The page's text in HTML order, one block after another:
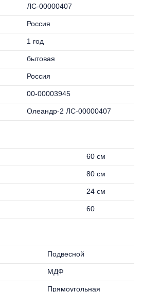
ЛС-00000407
Россия
1 год
бытовая
Россия
00-00003945
Олеандр-2 ЛС-00000407
60 см
80 см
24 см
60
Подвесной
МДФ
Прямоугольная